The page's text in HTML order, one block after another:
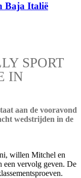
Baja Italië
SPORT
IN
aan de vooravond
wedstrijden in de
willen Mitchel en
een vervolg geven. De